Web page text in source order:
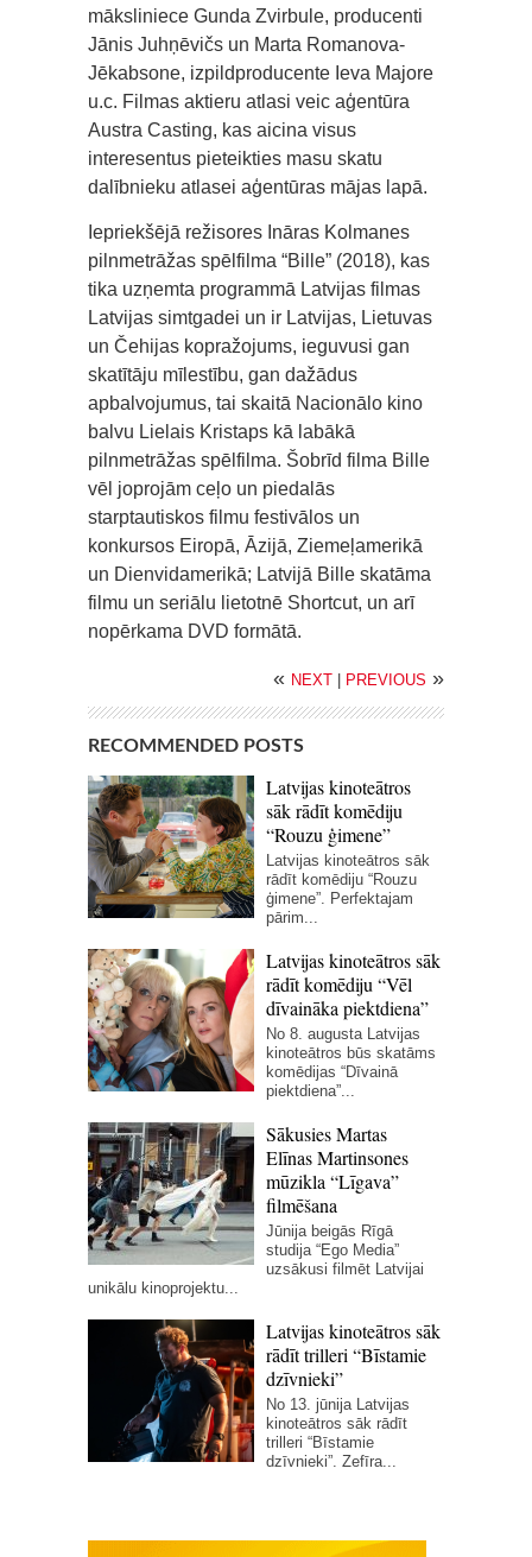
māksliniece Gunda Zvirbule, producenti
Jānis Juhņēvičs un Marta Romanova-
Jēkabsone, izpildproducente Ieva Majore
u.c. Filmas aktieru atlasi veic aģentūra
Austra Casting, kas aicina visus
interesentus pieteikties masu skatu
dalībnieku atlasei aģentūras mājas lapā.
Iepriekšējā režisores Ināras Kolmanes
pilnmetrāžas spēlfilma “Bille” (2018), kas
tika uzņemta programmā Latvijas filmas
Latvijas simtgadei un ir Latvijas, Lietuvas
un Čehijas kopražojums, ieguvusi gan
skatītāju mīlestību, gan dažādus
apbalvojumus, tai skaitā Nacionālo kino
balvu Lielais Kristaps kā labākā
pilnmetrāžas spēlfilma. Šobrīd filma Bille
vēl joprojām ceļo un piedalās
starptautiskos filmu festivālos un
konkursos Eiropā, Āzijā, Ziemeļamerikā
un Dienvidamerikā; Latvijā Bille skatāma
filmu un seriālu lietotnē Shortcut, un arī
nopērkama DVD formātā.
« NEXT PREVIOUS »
RECOMMENDED POSTS
Latvijas kinoteātros
sāk rādīt komēdiju
“Rouzu ģimene”
Latvijas kinoteātros sāk
rādīt komēdiju “Rouzu
ģimene”. Perfektajam
pārim...
Latvijas kinoteātros sāk
rādīt komēdiju “Vēl
dīvaināka piektdiena”
No 8. augusta Latvijas
kinoteātros būs skatāms
komēdijas “Dīvainā
piektdiena”...
Sākusies Martas
Elīnas Martinsones
mūzikla “Līgava”
filmēšana
Jūnija beigās Rīgā
studija “Ego Media”
uzsākusi filmēt Latvijai
unikālu kinoprojektu...
Latvijas kinoteātros sāk
rādīt trilleri “Bīstamie
dzīvnieki”
No 13. jūnija Latvijas
kinoteātros sāk rādīt
trilleri “Bīstamie
dzīvnieki”. Zefīra...